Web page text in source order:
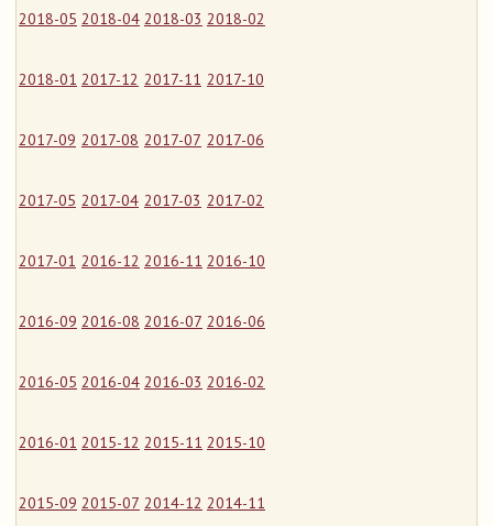
2018-05 2018-04 2018-03 2018-02
2018-01 2017-12 2017-11 2017-10
2017-09 2017-08 2017-07 2017-06
2017-05 2017-04 2017-03 2017-02
2017-01 2016-12 2016-11 2016-10
2016-09 2016-08 2016-07 2016-06
2016-05 2016-04 2016-03 2016-02
2016-01 2015-12 2015-11 2015-10
2015-09 2015-07 2014-12 2014-11